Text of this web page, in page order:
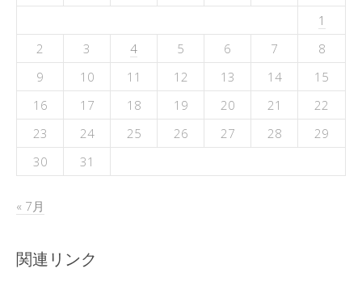
1
2
3 4 5 6 7
8
9
10 11 12 13 14
15
16
17 18 19 20 21
22
23
24 25 26 27 28
29
30
31
« 7月
関連リンク